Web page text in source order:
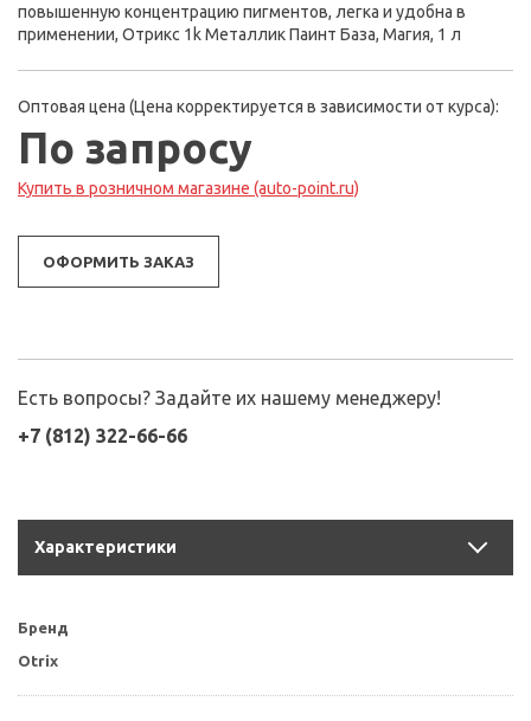
повышенную концентрацию пигментов, легка и удобна в
применении, Отрикс 1k Металлик Паинт База, Магия, 1 л
Оптовая цена (Цена корректируется в зависимости от курса):
По запросу
Купить в розничном магазине (auto-point.ru)
ОФОРМИТЬ ЗАКАЗ
Есть вопросы? Задайте их нашему менеджеру!
+7 (812) 322-66-66
Характеристики
Бренд
Otrix